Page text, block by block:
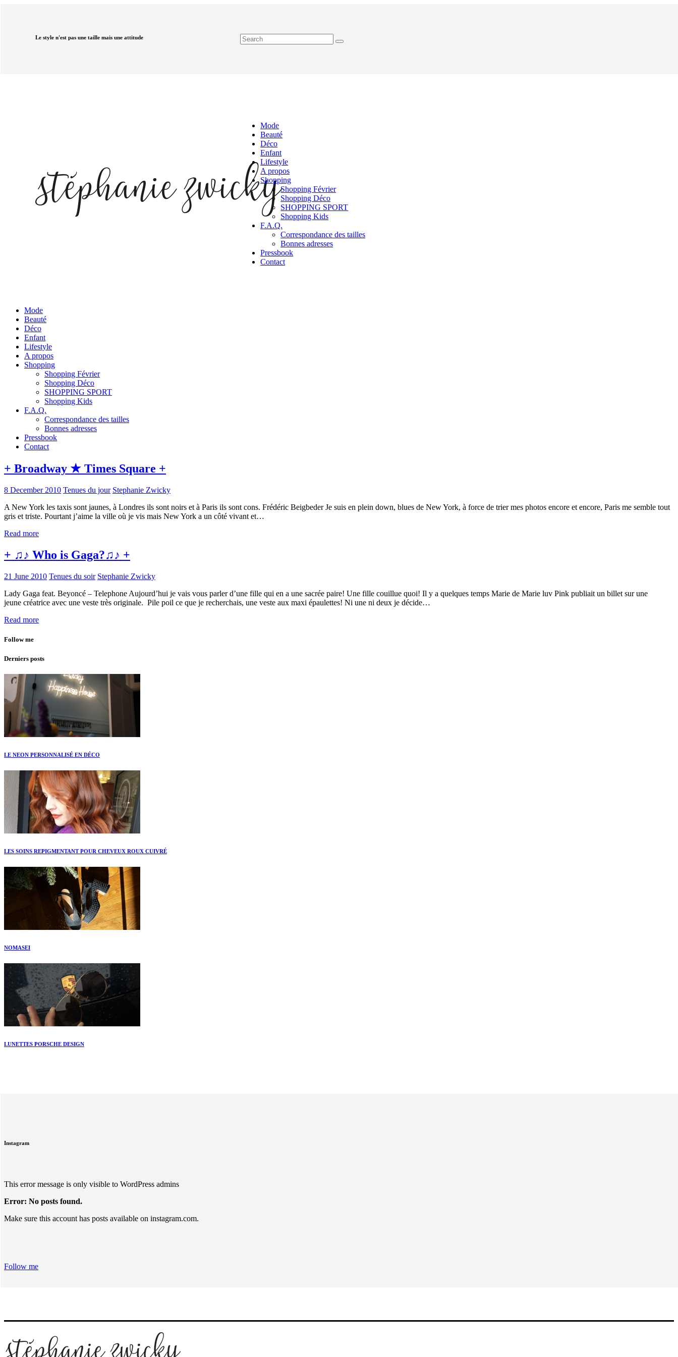
Le style n'est pas une taille mais une attitude
Mode
Beauté
Déco
Enfant
Lifestyle
A propos
Shopping
Shopping Février
Shopping Déco
SHOPPING SPORT
Shopping Kids
F.A.Q.
Correspondance des tailles
Bonnes adresses
Pressbook
Contact
Mode
Beauté
Déco
Enfant
Lifestyle
A propos
Shopping
Shopping Février
Shopping Déco
SHOPPING SPORT
Shopping Kids
F.A.Q.
Correspondance des tailles
Bonnes adresses
Pressbook
Contact
+ Broadway ★ Times Square +
8 December 2010 Tenues du jour Stephanie Zwicky
A New York les taxis sont jaunes, à Londres ils sont noirs et à Paris ils sont cons. Frédéric Beigbeder Je suis en plein down, blues de New York, à force de trier mes photos encore et encore, Paris me semble tout
gris et triste. Pourtant j’aime la ville où je vis mais New York a un côté vivant et…
Read more
+ ♫♪ Who is Gaga?♫♪ +
21 June 2010 Tenues du soir Stephanie Zwicky
Lady Gaga feat. Beyoncé – Telephone Aujourd’hui je vais vous parler d’une fille qui en a une sacrée paire! Une fille couillue quoi! Il y a quelques temps Marie de Marie luv Pink publiait un billet sur une
jeune créatrice avec une veste très originale. Pile poil ce que je recherchais, une veste aux maxi épaulettes! Ni une ni deux je décide…
Read more
Follow me
Derniers posts
LE NEON PERSONNALISÉ EN DÉCO
LES SOINS REPIGMENTANT POUR CHEVEUX ROUX CUIVRÉ
NOMASEI
LUNETTES PORSCHE DESIGN
Instagram
This error message is only visible to WordPress admins
Error: No posts found.
Make sure this account has posts available on instagram.com.
Follow me